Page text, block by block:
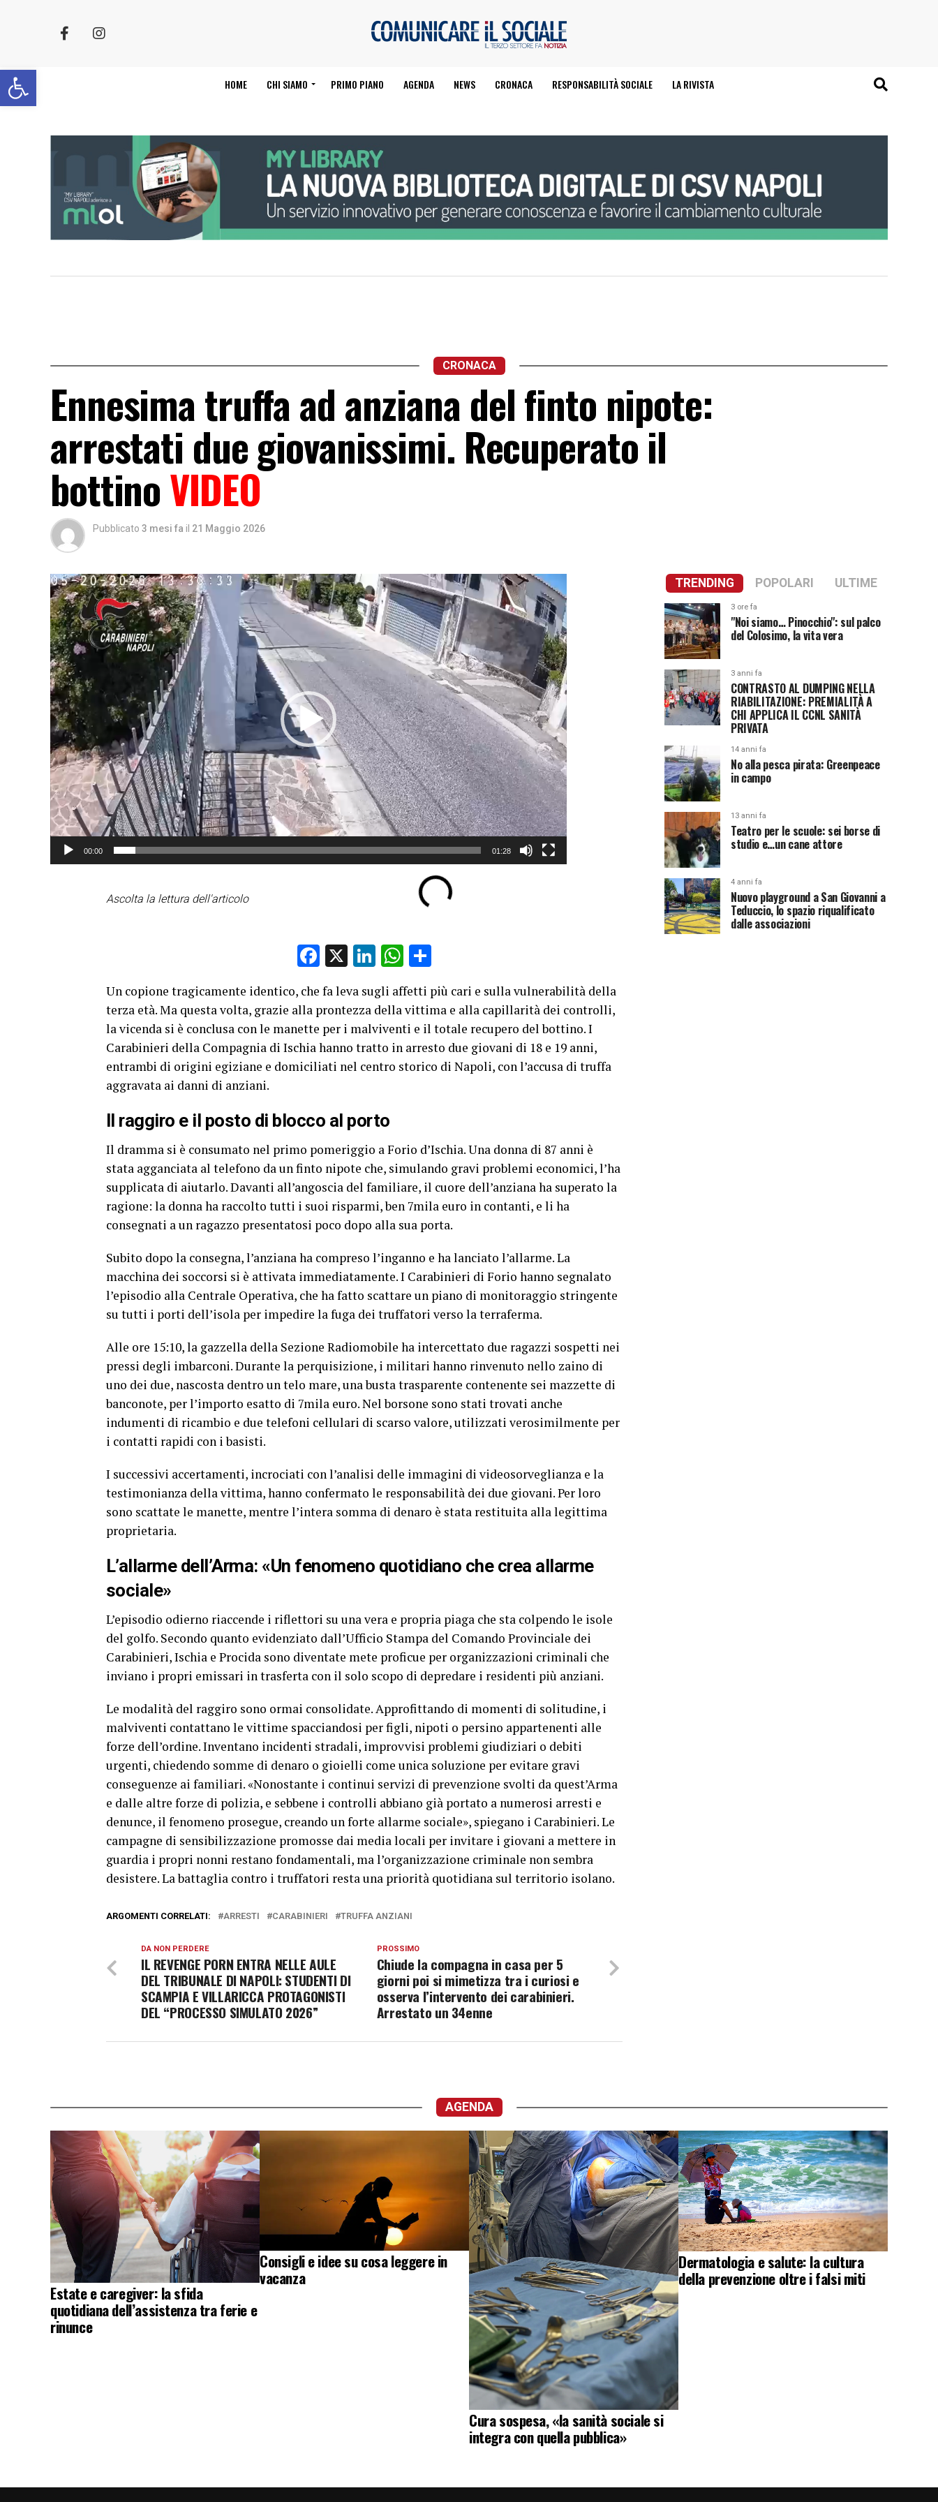
Apri la barra degli strumenti HOME CHI SIAMO PRIMO PIANO AGENDA NEWS CRONACA RESPONSABILITÀ SOCIALE LA RIVISTA
CRONACA
Ennesima truffa ad anziana del finto nipote:
arrestati due giovanissimi. Recuperato il
bottinoVIDEO
Pubblicato 3 mesi fa il 21 Maggio 2026
Video
Player
00:00 01:28
Ascolta la lettura dell'articolo
Facebook
X LinkedIn
WhatsApp
Un copione tragicamente identico, che fa leva sugli affetti più cari e sulla vulnerabilità della
terza età. Ma questa volta, grazie alla prontezza della vittima e alla capillarità dei controlli,
la vicenda si è conclusa con le manette per i malviventi e il totale recupero del bottino. I
Carabinieri della Compagnia di Ischia hanno tratto in arresto due giovani di 18 e 19 anni,
entrambi di origini egiziane e domiciliati nel centro storico di Napoli, con l’accusa di truffa
aggravata ai danni di anziani.
Il raggiro e il posto di blocco al porto
Il dramma si è consumato nel primo pomeriggio a Forio d’Ischia. Una donna di 87 anni è
stata agganciata al telefono da un finto nipote che, simulando gravi problemi economici, l’ha
supplicata di aiutarlo. Davanti all’angoscia del familiare, il cuore dell’anziana ha superato la
ragione: la donna ha raccolto tutti i suoi risparmi, ben 7mila euro in contanti, e li ha
consegnati a un ragazzo presentatosi poco dopo alla sua porta.
Subito dopo la consegna, l’anziana ha compreso l’inganno e ha lanciato l’allarme. La
macchina dei soccorsi si è attivata immediatamente. I Carabinieri di Forio hanno segnalato
l’episodio alla Centrale Operativa, che ha fatto scattare un piano di monitoraggio stringente
su tutti i porti dell’isola per impedire la fuga dei truffatori verso la terraferma.
Alle ore 15:10, la gazzella della Sezione Radiomobile ha intercettato due ragazzi sospetti nei
pressi degli imbarconi. Durante la perquisizione, i militari hanno rinvenuto nello zaino di
uno dei due, nascosta dentro un telo mare, una busta trasparente contenente sei mazzette di
banconote, per l’importo esatto di 7mila euro. Nel borsone sono stati trovati anche
indumenti di ricambio e due telefoni cellulari di scarso valore, utilizzati verosimilmente per
i contatti rapidi con i basisti.
I successivi accertamenti, incrociati con l’analisi delle immagini di videosorveglianza e la
testimonianza della vittima, hanno confermato le responsabilità dei due giovani. Per loro
sono scattate le manette, mentre l’intera somma di denaro è stata restituita alla legittima
proprietaria.
L’allarme dell’Arma: «Un fenomeno quotidiano che crea allarme
sociale»
L’episodio odierno riaccende i riflettori su una vera e propria piaga che sta colpendo le isole
del golfo. Secondo quanto evidenziato dall’Ufficio Stampa del Comando Provinciale dei
Carabinieri, Ischia e Procida sono diventate mete proficue per organizzazioni criminali che
inviano i propri emissari in trasferta con il solo scopo di depredare i residenti più anziani.
Le modalità del raggiro sono ormai consolidate. Approfittando di momenti di solitudine, i
malviventi contattano le vittime spacciandosi per figli, nipoti o persino appartenenti alle
forze dell’ordine. Inventano incidenti stradali, improvvisi problemi giudiziari o debiti
urgenti, chiedendo somme di denaro o gioielli come unica soluzione per evitare gravi
conseguenze ai familiari. «Nonostante i continui servizi di prevenzione svolti da quest’Arma
e dalle altre forze di polizia, e sebbene i controlli abbiano già portato a numerosi arresti e
denunce, il fenomeno prosegue, creando un forte allarme sociale», spiegano i Carabinieri. Le
campagne di sensibilizzazione promosse dai media locali per invitare i giovani a mettere in
guardia i propri nonni restano fondamentali, ma l’organizzazione criminale non sembra
desistere. La battaglia contro i truffatori resta una priorità quotidiana sul territorio isolano.
ARGOMENTI CORRELATI: ARRESTI CARABINIERI TRUFFA ANZIANI
PROSSIMO
Chiude la compagna in casa per 5
giorni poi si mimetizza tra i curiosi e
osserva l’intervento dei carabinieri.
Arrestato un 34enne
DA NON PERDERE
IL REVENGE PORN ENTRA NELLE AULE
DEL TRIBUNALE DI NAPOLI: STUDENTI DI
SCAMPIA E VILLARICCA PROTAGONISTI
DEL “PROCESSO SIMULATO 2026”
TRENDING POPOLARI ULTIME
3 ore fa
"Noi siamo… Pinocchio": sul palco
del Colosimo, la vita vera
3 anni fa
CONTRASTO AL DUMPING NELLA
RIABILITAZIONE: PREMIALITÀ A
CHI APPLICA IL CCNL SANITÀ
PRIVATA
14 anni fa
No alla pesca pirata: Greenpeace
in campo
13 anni fa
Teatro per le scuole: sei borse di
studio e…un cane attore
4 anni fa
Nuovo playground a San Giovanni a
Teduccio, lo spazio riqualificato
dalle associazioni
AGENDA
Estate e caregiver: la sfida
quotidiana dell’assistenza tra ferie e
rinunce
Consigli e idee su cosa leggere in
vacanza
Cura sospesa, «la sanità sociale si
integra con quella pubblica»
Dermatologia e salute: la cultura
della prevenzione oltre i falsi miti